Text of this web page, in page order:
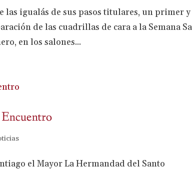
las igualás de sus pasos titulares, un primer y
de las cuadrillas de cara a la Semana
en los salones...
el Mayor La Hermandad del Santo